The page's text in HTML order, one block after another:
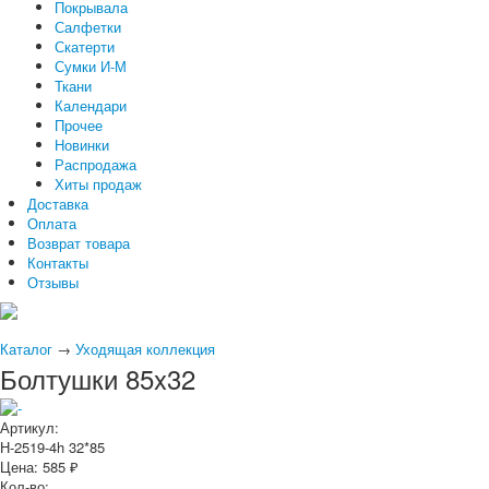
Покрывала
Салфетки
Скатерти
Сумки И-М
Ткани
Календари
Прочее
Новинки
Распродажа
Хиты продаж
Доставка
Оплата
Возврат товара
Контакты
Отзывы
Каталог → Уходящая коллекция
Болтушки 85x32
Артикул:
Н-2519-4h 32*85
Цена: 585 ₽